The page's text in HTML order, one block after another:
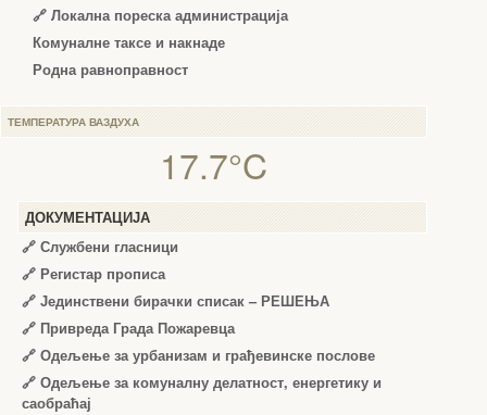
🔗 Локална пореска администрација
Комуналне таксе и накнаде
Родна равноправност
ТЕМПЕРАТУРА ВАЗДУХА
17.7°C
ДОКУМЕНТАЦИЈА
🔗 Службени гласници
🔗 Регистар прописа
🔗 Јединствени бирачки списак – РЕШЕЊА
🔗 Привреда Града Пожаревца
🔗 Одељење за урбанизам и грађевинске послове
🔗 Одељење за комуналну делатност, енергетику и
саобраћај